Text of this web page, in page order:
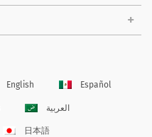
English Español
العربية
日本語